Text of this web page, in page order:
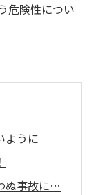
危険性につい
ように
ぬ事故に…